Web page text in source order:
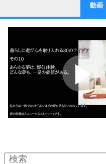
1
ストレス対策
他人と比
いっその
いらいらし
プラス思考
ポジティ
ポジティブ
ストレス対
人生、な
気楽に生きる
4 器の大き
動画
2.0倍速 （457KB 1分